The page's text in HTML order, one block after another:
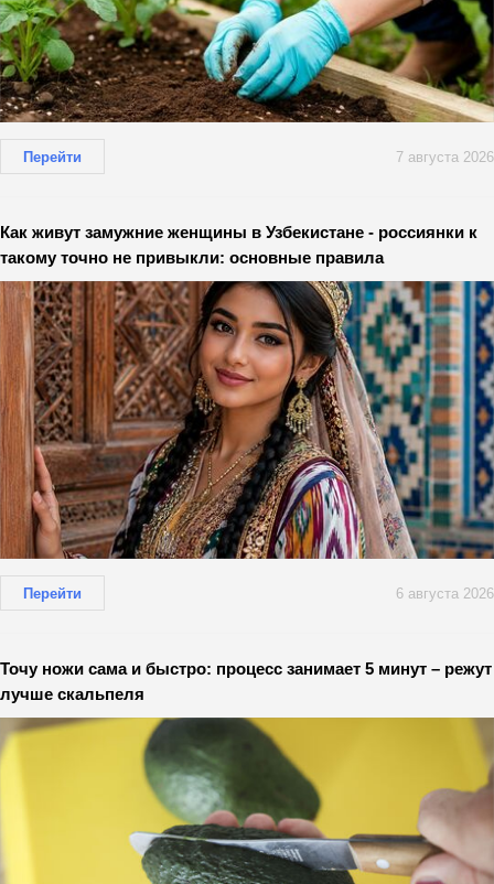
Перейти 7 августа 2026
Как живут замужние женщины в Узбекистане - россиянки к
такому точно не привыкли: основные правила
Перейти 6 августа 2026
Точу ножи сама и быстро: процесс занимает 5 минут – режут
лучше скальпеля